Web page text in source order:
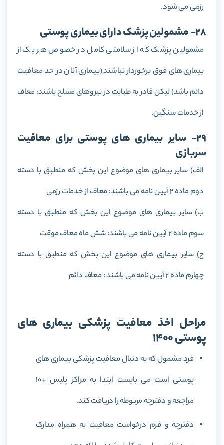
رزمی می شود.
28- مشمولین پزشک دارای بیماری پوستی
مشمولین پزشک که از سلامتی کامل در خصوص هر یک از
بیماری های فوق برخوردار نباشند (بیماری آنان در حد معافیت
دائم باشد) لیکن قادر به طبابت در نیروهای مسلح باشند: معاف
از خدمات سنگین.
29- سایر بیماری های پوستی برای معافیت
سربازی
الف) سایر بیماری های موضوع این بخش که منطبق با دسته
دوم ماده 2 آیین نامه می باشند: معاف از خدمات رزمی
ب) سایر بیماری های موضوع این بخش که منطبق با دسته
سوم ماده 2 آیین نامه می باشند: شش ماه معاف موقت
ج) سایر بیماری های موضوع این بخش که منطبق با دسته
چهارم ماده 2 آیین نامه می باشند : معاف دائم
مراحل اخذ معافیت پزشکی بیماری های
پوستی 1400
فرد مشمول که به دنبال معافیت پزشکی بیماری های
پوستی است می بایست ابتدا به مراکز پلیس +10
مراجعه و دفترچه مربوطه را دریافت کند.
دفترچه و فرم درخواست معافیت به همراه مدارک